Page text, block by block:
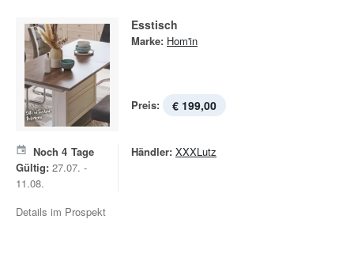
Esstisch
Marke: Hom'in
Preis: € 199,00
Noch 4 Tage
Gültig: 27.07. -
11.08.
Händler: XXXLutz
Details im Prospekt